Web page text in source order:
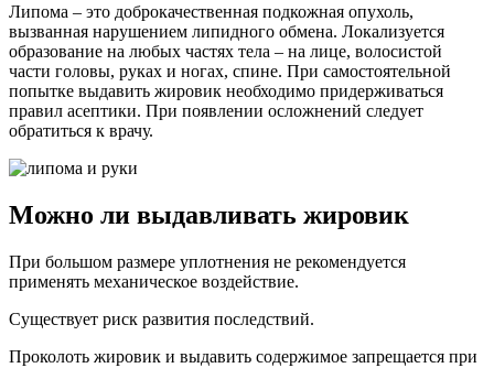
Липома – это доброкачественная подкожная опухоль,
вызванная нарушением липидного обмена. Локализуется
образование на любых частях тела – на лице, волосистой
части головы, руках и ногах, спине. При самостоятельной
попытке выдавить жировик необходимо придерживаться
правил асептики. При появлении осложнений следует
обратиться к врачу.
Можно ли выдавливать жировик
При большом размере уплотнения не рекомендуется
применять механическое воздействие.
Существует риск развития последствий.
Проколоть жировик и выдавить содержимое запрещается при